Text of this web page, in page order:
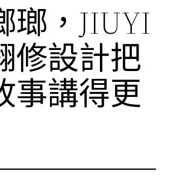
瑯，JIUYI
修設計把
事講得更